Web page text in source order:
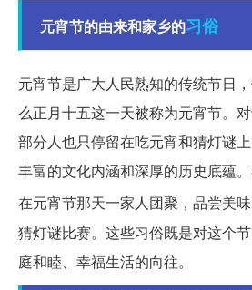
元宵节的由来和家乡的习俗
元宵节是广大人民熟知的传统节日
么正月十五这一天被称为元宵节。
部分人也只停留在吃元宵和猜灯谜
丰富的文化内涵和深厚的历史底蕴
在元宵节那天一家人团聚，品尝美
猜灯谜比赛。这些习俗既是对这个
庭和睦、幸福生活的向往。